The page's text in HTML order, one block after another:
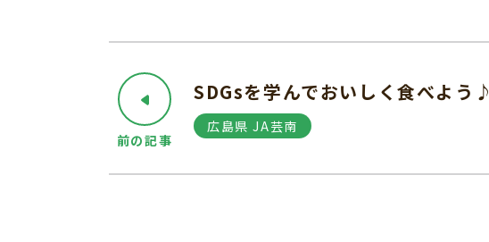
SDGsを学んでおいしく食べよう♪
広島県 JA芸南
前の記事